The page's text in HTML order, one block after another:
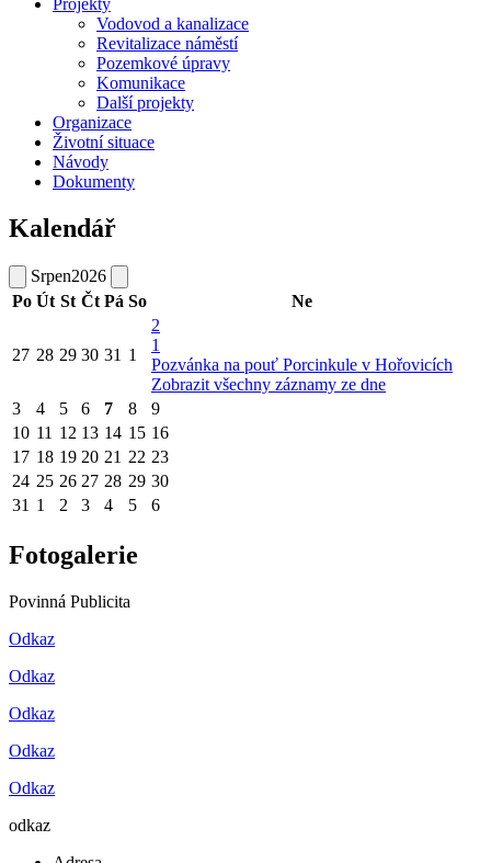
Projekty
Vodovod a kanalizace
Revitalizace náměstí
Pozemkové úpravy
Komunikace
Další projekty
Organizace
Životní situace
Návody
Dokumenty
Kalendář
Srpen2026
Po Út St Čt Pá So Ne
27 28 29 30 31 1
2
1
Pozvánka na pouť Porcinkule v Hořovicích
Zobrazit všechny záznamy ze dne
3
4 5 6 7 8
9
10 11 12 13 14 15 16
17 18 19 20 21 22 23
24 25 26 27 28 29 30
31 1 2 3 4 5 6
Fotogalerie
Povinná Publicita
Odkaz
Odkaz
Odkaz
Odkaz
Odkaz
odkaz